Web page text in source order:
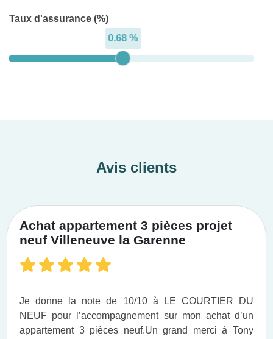
Taux d'assurance (%)
0.68 %
Avis clients
Achat appartement 3 pièces projet
neuf Villeneuve la Garenne
Je donne la note de 10/10 à LE COURTIER DU
NEUF pour l’accompagnement sur mon achat d’un
appartement 3 pièces neuf.​ Un grand merci à Tony